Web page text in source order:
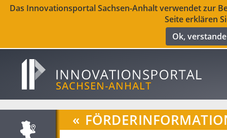
Das Innovationsportal Sachsen-Anhalt verwendet zur
Seite erklären
Ok,
«